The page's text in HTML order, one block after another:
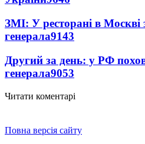
ЗМІ: У ресторані в Москві
генерала9143
Другий за день: у РФ
генерала9053
Читати коментарі
Повна версія сайту